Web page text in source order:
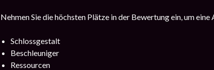
Nehmen Sie die höchsten Plätze in der Bewertung ein, um eine
Schlossgestalt
Beschleuniger
Ressourcen